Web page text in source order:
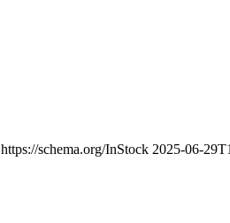
https://schema.org/InStock 2025-06-